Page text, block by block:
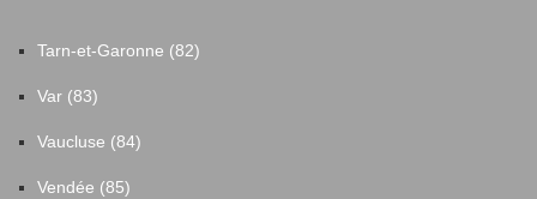
Tarn-et-Garonne (82)
Var (83)
Vaucluse (84)
Vendée (85)